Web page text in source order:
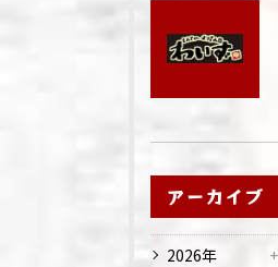
アーカイブ
2026年